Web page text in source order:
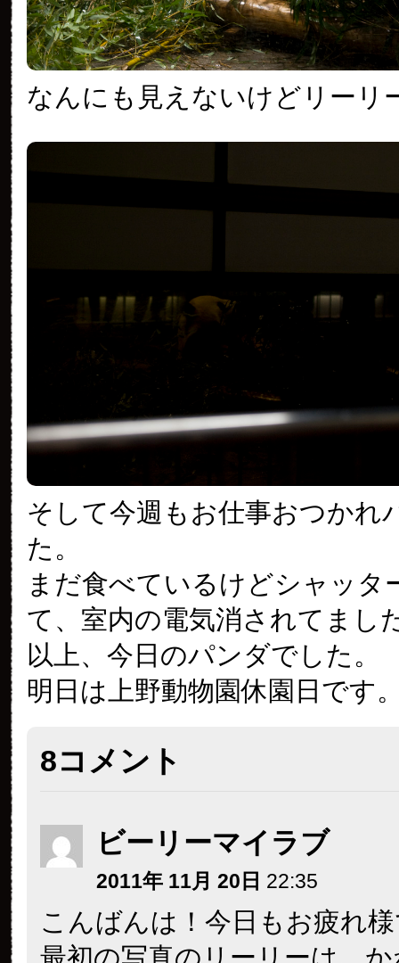
なんにも見えないけどリーリ
そして今週もお仕事おつかれ
た。
まだ食べているけどシャッタ
て、室内の電気消されてまし
以上、今日のパンダでした。
明日は上野動物園休園日です
8コメント
ビーリーマイラブ
2011年 11月 20日 22:35
こんばんは！今日もお疲れ